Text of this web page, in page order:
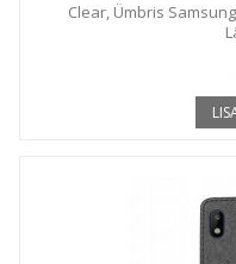
Clear, Ümbris Samsung